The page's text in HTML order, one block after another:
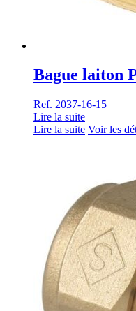
Bague laiton
Ref. 2037-16-15
Lire la suite
Lire la suite Voir les